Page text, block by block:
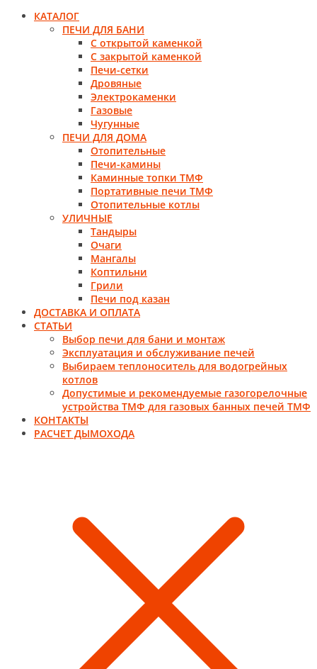
КАТАЛОГ
ПЕЧИ ДЛЯ БАНИ
С открытой каменкой
С закрытой каменкой
Печи-сетки
Дровяные
Электрокаменки
Газовые
Чугунные
ПЕЧИ ДЛЯ ДОМА
Отопительные
Печи-камины
Каминные топки ТМФ
Портативные печи ТМФ
Отопительные котлы
УЛИЧНЫЕ
Тандыры
Очаги
Мангалы
Коптильни
Грили
Печи под казан
ДОСТАВКА И ОПЛАТА
СТАТЬИ
Выбор печи для бани и монтаж
Эксплуатация и обслуживание печей
Выбираем теплоноситель для водогрейных
котлов
Допустимые и рекомендуемые газогорелочные
устройства ТМФ для газовых банных печей ТМФ
КОНТАКТЫ
РАСЧЕТ ДЫМОХОДА